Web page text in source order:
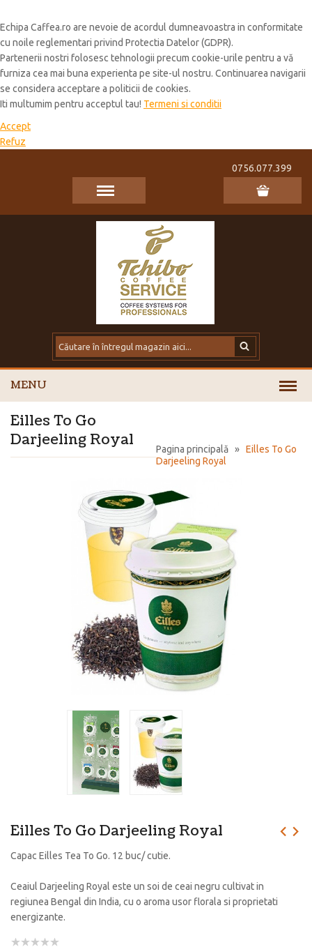
Echipa Caffea.ro are nevoie de acordul dumneavoastra in conformitate
cu noile reglementari privind Protectia Datelor (GDPR).
Partenerii nostri folosesc tehnologii precum cookie-urile pentru a vă
furniza cea mai buna experienta pe site-ul nostru. Continuarea navigarii
se considera acceptare a politicii de cookies.
Iti multumim pentru acceptul tau! Termeni si conditii
Accept
Refuz
0756.077.399
MENU
Pagina principală » Eilles To Go
Darjeeling Royal
Eilles To Go
Darjeeling Royal
Eilles To Go Darjeeling Royal
Capac Eilles Tea To Go. 12 buc/ cutie.
Ceaiul Darjeeling Royal este un soi de ceai negru cultivat in
regiunea Bengal din India, cu o aroma usor florala si proprietati
energizante.